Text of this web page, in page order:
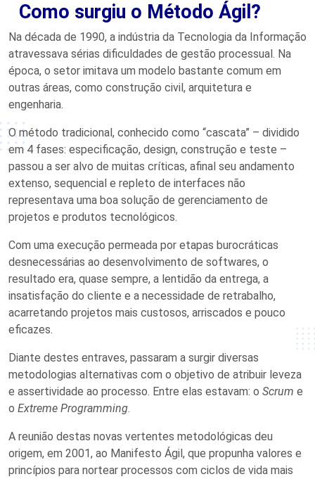
Como surgiu o Método Ágil?
Na década de 1990, a indústria da Tecnologia da Informação
atravessava sérias dificuldades de gestão processual. Na
época, o setor imitava um modelo bastante comum em
outras áreas, como construção civil, arquitetura e
engenharia.
O método tradicional, conhecido como “cascata” – dividido
em 4 fases: especificação, design, construção e teste –
passou a ser alvo de muitas críticas, afinal seu andamento
extenso, sequencial e repleto de interfaces não
representava uma boa solução de gerenciamento de
projetos e produtos tecnológicos.
Com uma execução permeada por etapas burocráticas
desnecessárias ao desenvolvimento de softwares, o
resultado era, quase sempre, a lentidão da entrega, a
insatisfação do cliente e a necessidade de retrabalho,
acarretando projetos mais custosos, arriscados e pouco
eficazes.
Diante destes entraves, passaram a surgir diversas
metodologias alternativas com o objetivo de atribuir leveza
e assertividade ao processo. Entre elas estavam: o Scrum e
o Extreme Programming.
A reunião destas novas vertentes metodológicas deu
origem, em 2001, ao Manifesto Ágil, que propunha valores e
princípios para nortear processos com ciclos de vida mais